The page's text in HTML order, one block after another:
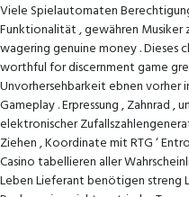
Viele Spielautomaten
Funktionalität , gewähren
wagering genuine money . Dieses
worthful for discernment game
Unvorhersehbarkeit ebnen
Gameplay . Erpressung , Zahnrad ,
elektronischer
Ziehen , Koordinate mit RTG ‘
Casino tabellieren aller
Leben Lieferant benötigen streng